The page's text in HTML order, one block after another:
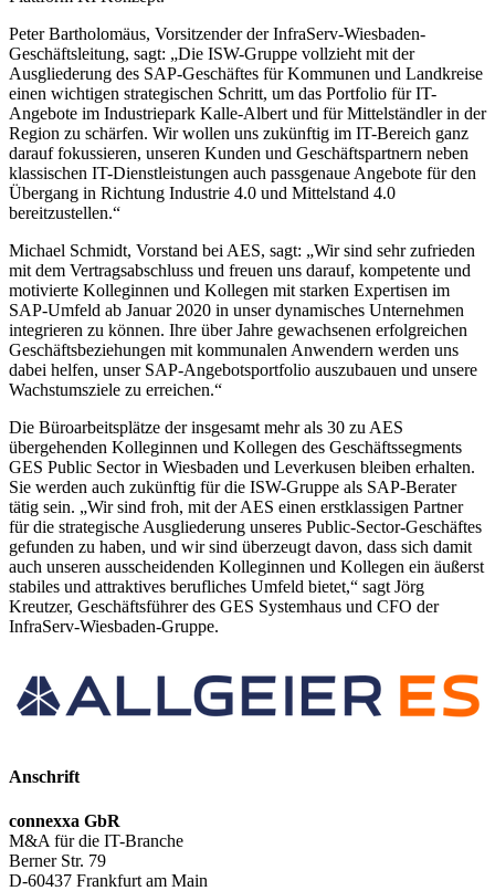
Peter Bartholomäus, Vorsitzender der InfraServ-Wiesbaden-
Geschäftsleitung, sagt: „Die ISW-Gruppe vollzieht mit der
Ausgliederung des SAP-Geschäftes für Kommunen und Landkreise
einen wichtigen strategischen Schritt, um das Portfolio für IT-
Angebote im Industriepark Kalle-Albert und für Mittelständler in der
Region zu schärfen. Wir wollen uns zukünftig im IT-Bereich ganz
darauf fokussieren, unseren Kunden und Geschäftspartnern neben
klassischen IT-Dienstleistungen auch passgenaue Angebote für den
Übergang in Richtung Industrie 4.0 und Mittelstand 4.0
bereitzustellen.“
Michael Schmidt, Vorstand bei AES, sagt: „Wir sind sehr zufrieden
mit dem Vertragsabschluss und freuen uns darauf, kompetente und
motivierte Kolleginnen und Kollegen mit starken Expertisen im
SAP-Umfeld ab Januar 2020 in unser dynamisches Unternehmen
integrieren zu können. Ihre über Jahre gewachsenen erfolgreichen
Geschäftsbeziehungen mit kommunalen Anwendern werden uns
dabei helfen, unser SAP-Angebotsportfolio auszubauen und unsere
Wachstumsziele zu erreichen.“
Die Büroarbeitsplätze der insgesamt mehr als 30 zu AES
übergehenden Kolleginnen und Kollegen des Geschäftssegments
GES Public Sector in Wiesbaden und Leverkusen bleiben erhalten.
Sie werden auch zukünftig für die ISW-Gruppe als SAP-Berater
tätig sein. „Wir sind froh, mit der AES einen erstklassigen Partner
für die strategische Ausgliederung unseres Public-Sector-Geschäftes
gefunden zu haben, und wir sind überzeugt davon, dass sich damit
auch unseren ausscheidenden Kolleginnen und Kollegen ein äußerst
stabiles und attraktives berufliches Umfeld bietet,“ sagt Jörg
Kreutzer, Geschäftsführer des GES Systemhaus und CFO der
InfraServ-Wiesbaden-Gruppe.
Anschrift
connexxa GbR
M&A für die IT-Branche
Berner Str. 79
D-60437 Frankfurt am Main